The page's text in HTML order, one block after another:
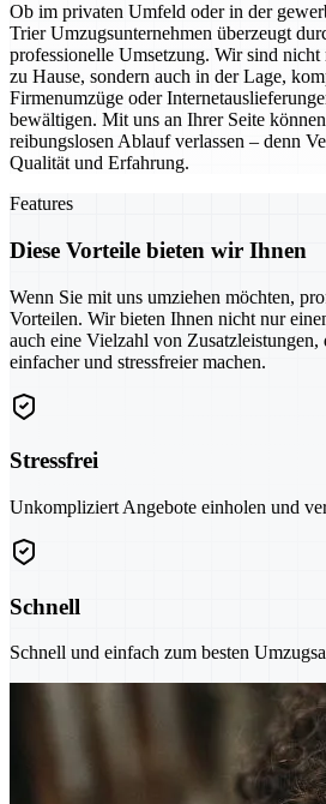
Ob im privaten Umfeld oder in der
Trier Umzugsunternehmen überzeugt
professionelle Umsetzung. Wir sind nicht
zu Hause, sondern auch in der Lage,
Firmenumzüge oder
bewältigen. Mit uns an Ihrer Seite
reibungslosen Ablauf verlassen – denn
Qualität und Erfahrung.
Features
Diese Vorteile bieten wir Ihnen
Wenn Sie mit uns umziehen möchten,
Vorteilen. Wir bieten Ihnen nicht nur
auch eine Vielzahl von
einfacher und stressfreier machen.
Stressfrei
Unkompliziert Angebote einholen und
Schnell
Schnell und einfach zum besten